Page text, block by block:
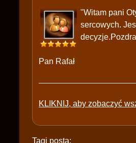
"Witam pani
sercowych.
Pan Rafał
KLIKNIJ, aby zobaczyć
Tagi posta: